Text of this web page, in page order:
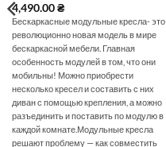
4,490.00₴
Бескаркасные модульные кресла- это
революционно новая модель в мире
бескаркасной мебели. Главная
особенность модулей в том, что они
мобильны! Можно приобрести
несколько кресел и составить с них
диван с помощью крепления, а можно
разъединить и поставить по модулю в
каждой комнате.Модульные кресла
решают проблему — как совместить